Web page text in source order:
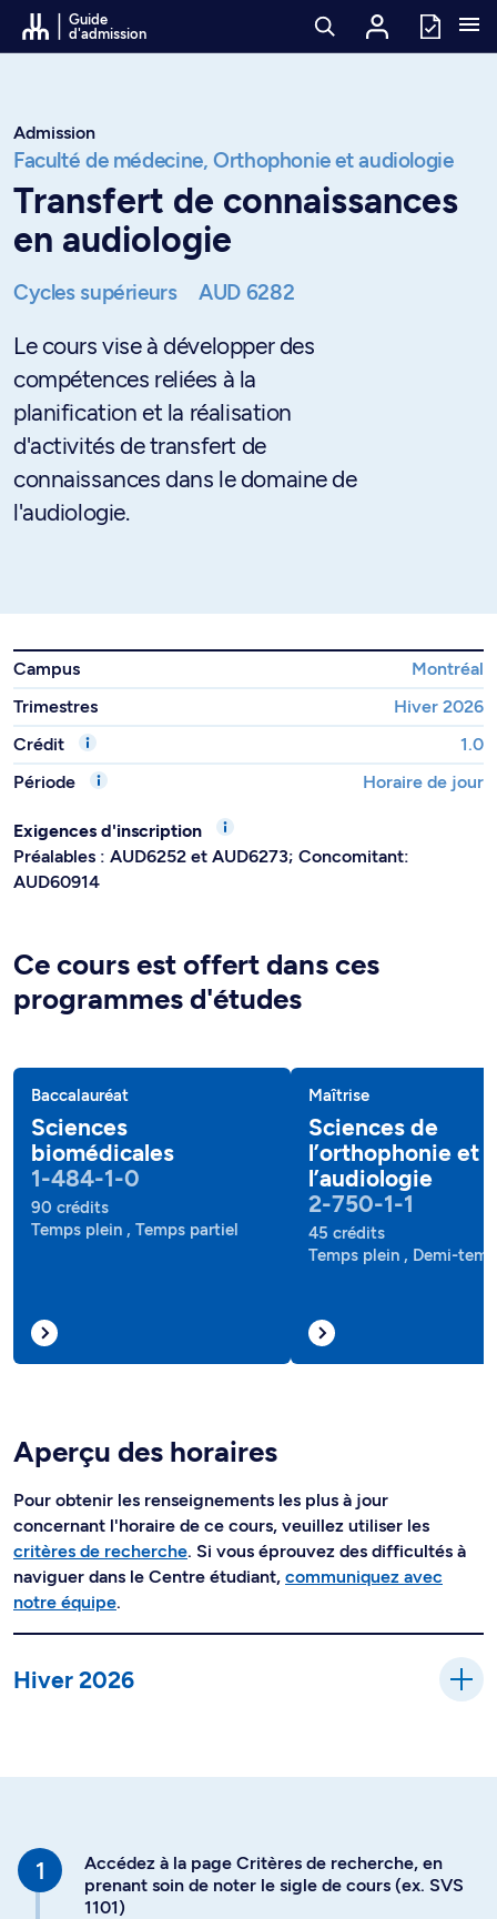
Passer au contenu
Guide
d'admission
Admission
Faculté de médecine, Orthophonie et audiologie
Transfert de connaissances
en audiologie
Cycles supérieurs AUD 6282
Le cours vise à développer des
compétences reliées à la
planification et la réalisation
d'activités de transfert de
connaissances dans le domaine de
l'audiologie.
Campus
Montréal
Trimestres
Hiver 2026
Crédit
1.0
Période
Horaire de jour
Exigences d'inscription
Préalables : AUD6252 et AUD6273; Concomitant:
AUD60914
Ce cours est offert dans ces
programmes d'études
Baccalauréat
Sciences
biomédicales
1-484-1-0
90 crédits
Temps plein , Temps partiel
Maîtrise
Sciences de
l’orthophonie et
l’audiologie
2-750-1-1
45 crédits
Temps plein , Demi-
Aperçu des horaires
Pour obtenir les renseignements les plus à jour
concernant l'horaire de ce cours, veuillez utiliser les
critères de recherche. Si vous éprouvez des difficultés à
naviguer dans le Centre étudiant, communiquez avec
notre équipe.
Hiver 2026
Accédez à la page Critères de recherche, en
prenant soin de noter le sigle de cours (ex. SVS
1101)